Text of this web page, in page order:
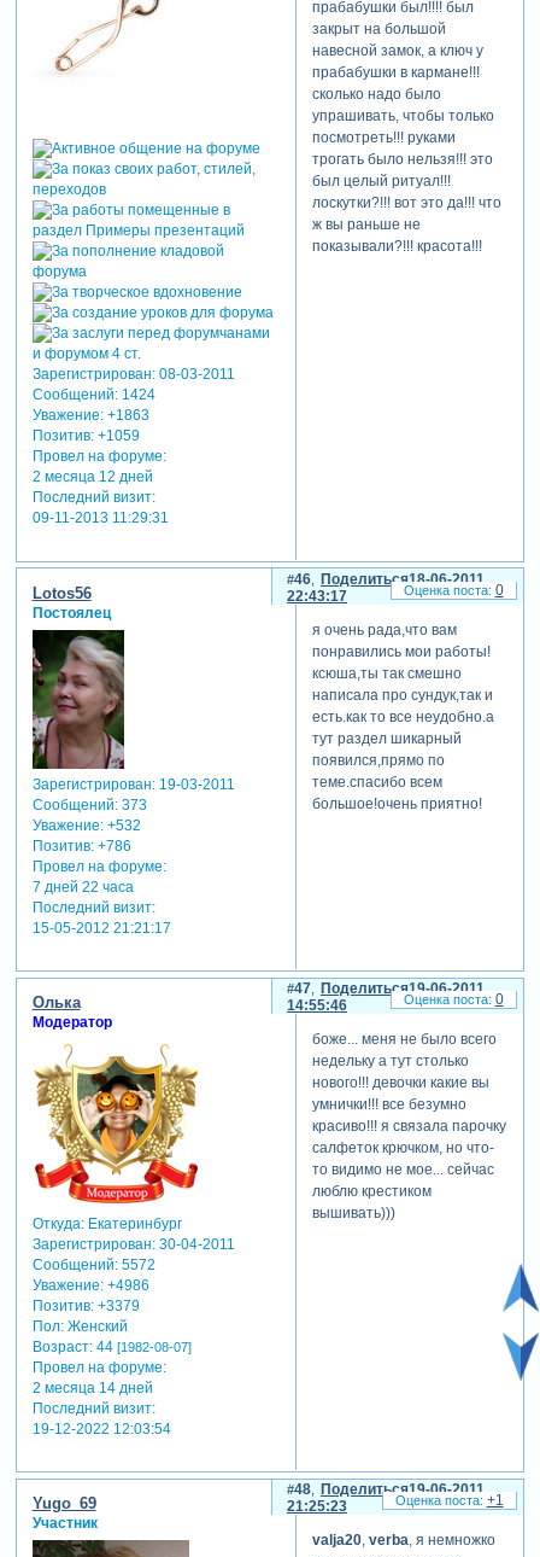
Зарегистрирован: 08-03-2011
Сообщений:1424
Уважение: +1863
Позитив: +1059
Провел на форуме:
2 месяца 12 дней
Последний визит:
09-11-2013 11:29:31
прабабушки был!!!! был
закрыт на большой
навесной замок, а ключ у
прабабушки в кармане!!!
сколько надо было
упрашивать, чтобы только
посмотреть!!! руками
трогать было нельзя!!! это
был целый ритуал!!!
лоскутки?!!! вот это да!!! что
ж вы раньше не
показывали?!!! красота!!!
Поделиться
46
18-06-2011
22:43:17
Lotos56
Постоялец
Зарегистрирован: 19-03-2011
Сообщений:373
Уважение: +532
Позитив: +786
Провел на форуме:
7 дней 22 часа
Последний визит:
15-05-2012 21:21:17
я очень рада,что вам
понравились мои работы!
ксюша,ты так смешно
написала про сундук,так и
есть.как то все неудобно.а
тут раздел шикарный
появился,прямо по
теме.спасибо всем
большое!очень приятно!
0
Поделиться
47
19-06-2011
14:55:46
Олька
Модератор
Откуда:Екатеринбург
Зарегистрирован: 30-04-2011
Сообщений:5572
Уважение: +4986
Позитив: +3379
Пол:Женский
Возраст:44 [1982-08-07]
Провел на форуме:
2 месяца 14 дней
Последний визит:
19-12-2022 12:03:54
боже... меня не было всего
недельку а тут столько
нового!!! девочки какие вы
умнички!!! все безумно
красиво!!! я связала парочку
салфеток крючком, но что-
то видимо не мое... сейчас
люблю крестиком
вышивать)))
0
Поделиться
48
19-06-2011
21:25:23
Yugo_69
Участник
valja20, verba, я немножко
+1